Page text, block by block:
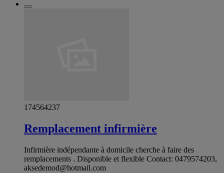
174564237
Remplacement infirmière
Infirmière indépendante à domicile cherche à faire des
remplacements . Disponible et flexible Contact: 0479574203,
aksedemod@hotmail.com